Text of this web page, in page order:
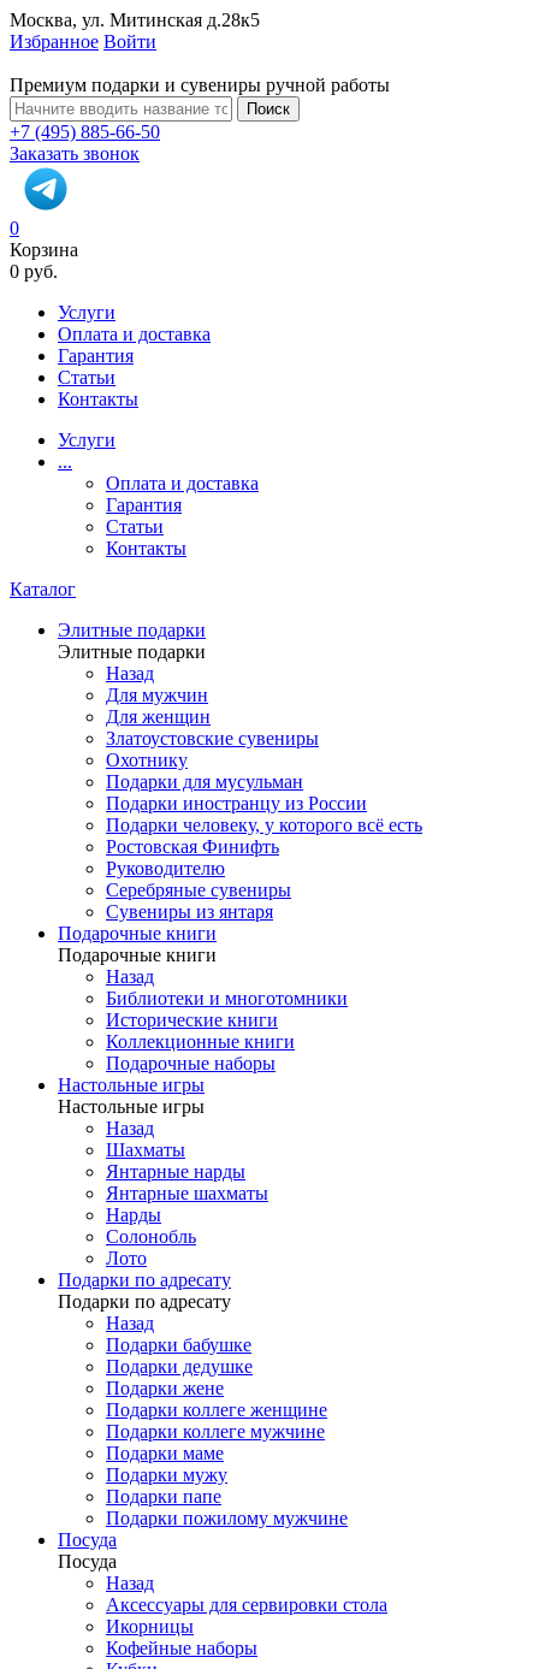
Москва, ул. Митинская д.28к5
Избранное Войти
Премиум подарки и сувениры ручной работы
Поиск
+7 (495) 885-66-50
Заказать звонок
0
Корзина
0 руб.
Услуги
Оплата и доставка
Гарантия
Статьи
Контакты
Услуги
...
Оплата и доставка
Гарантия
Статьи
Контакты
Каталог
Элитные подарки
Элитные подарки
Назад
Для мужчин
Для женщин
Златоустовские сувениры
Охотнику
Подарки для мусульман
Подарки иностранцу из России
Подарки человеку, у которого всё есть
Ростовская Финифть
Руководителю
Серебряные сувениры
Сувениры из янтаря
Подарочные книги
Подарочные книги
Назад
Библиотеки и многотомники
Исторические книги
Коллекционные книги
Подарочные наборы
Настольные игры
Настольные игры
Назад
Шахматы
Янтарные нарды
Янтарные шахматы
Нарды
Солонобль
Лото
Подарки по адресату
Подарки по адресату
Назад
Подарки бабушке
Подарки дедушке
Подарки жене
Подарки коллеге женщине
Подарки коллеге мужчине
Подарки маме
Подарки мужу
Подарки папе
Подарки пожилому мужчине
Посуда
Посуда
Назад
Аксессуары для сервировки стола
Икорницы
Кофейные наборы